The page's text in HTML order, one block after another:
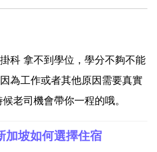
科 拿不到學位，學分不夠不能
為工作或者其他原因需要真實
老司機會帶你一程的哦。
加坡如何選擇住宿